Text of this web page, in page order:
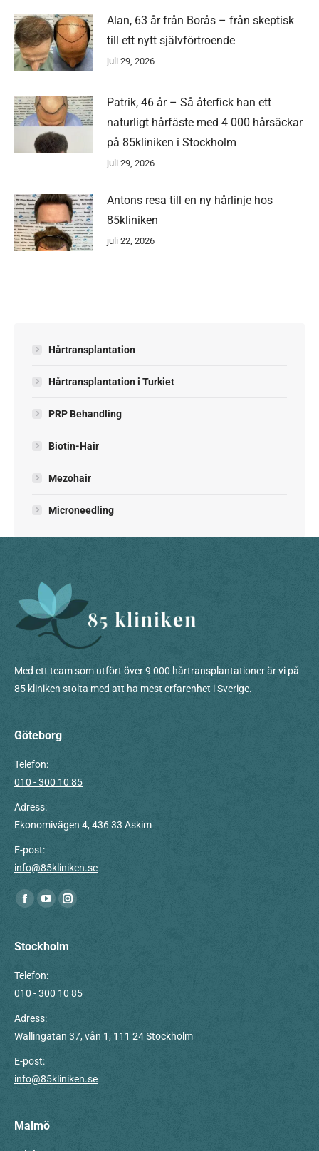
Alan, 63 år från Borås – från skeptisk
till ett nytt självförtroende
juli 29, 2026
Patrik, 46 år – Så återfick han ett
naturligt hårfäste med 4 000 hårsäckar
på 85kliniken i Stockholm
juli 29, 2026
Antons resa till en ny hårlinje hos
85kliniken
juli 22, 2026
Hårtransplantation
Hårtransplantation i Turkiet
PRP Behandling
Biotin-Hair
Mezohair
Microneedling
Med ett team som utfört över 9 000 hårtransplantationer är vi på
85 kliniken stolta med att ha mest erfarenhet i Sverige.
Göteborg
Telefon:
010 - 300 10 85
Adress:
Ekonomivägen 4, 436 33 Askim
E-post:
info@85kliniken.se
Du hittar oss på:
Facebook
opens
new
window
YouTube
opens
new
window
Instagram
opens
window
Stockholm
Telefon:
010 - 300 10 85
Adress:
Wallingatan 37, vån 1, 111 24 Stockholm
E-post:
info@85kliniken.se
Malmö